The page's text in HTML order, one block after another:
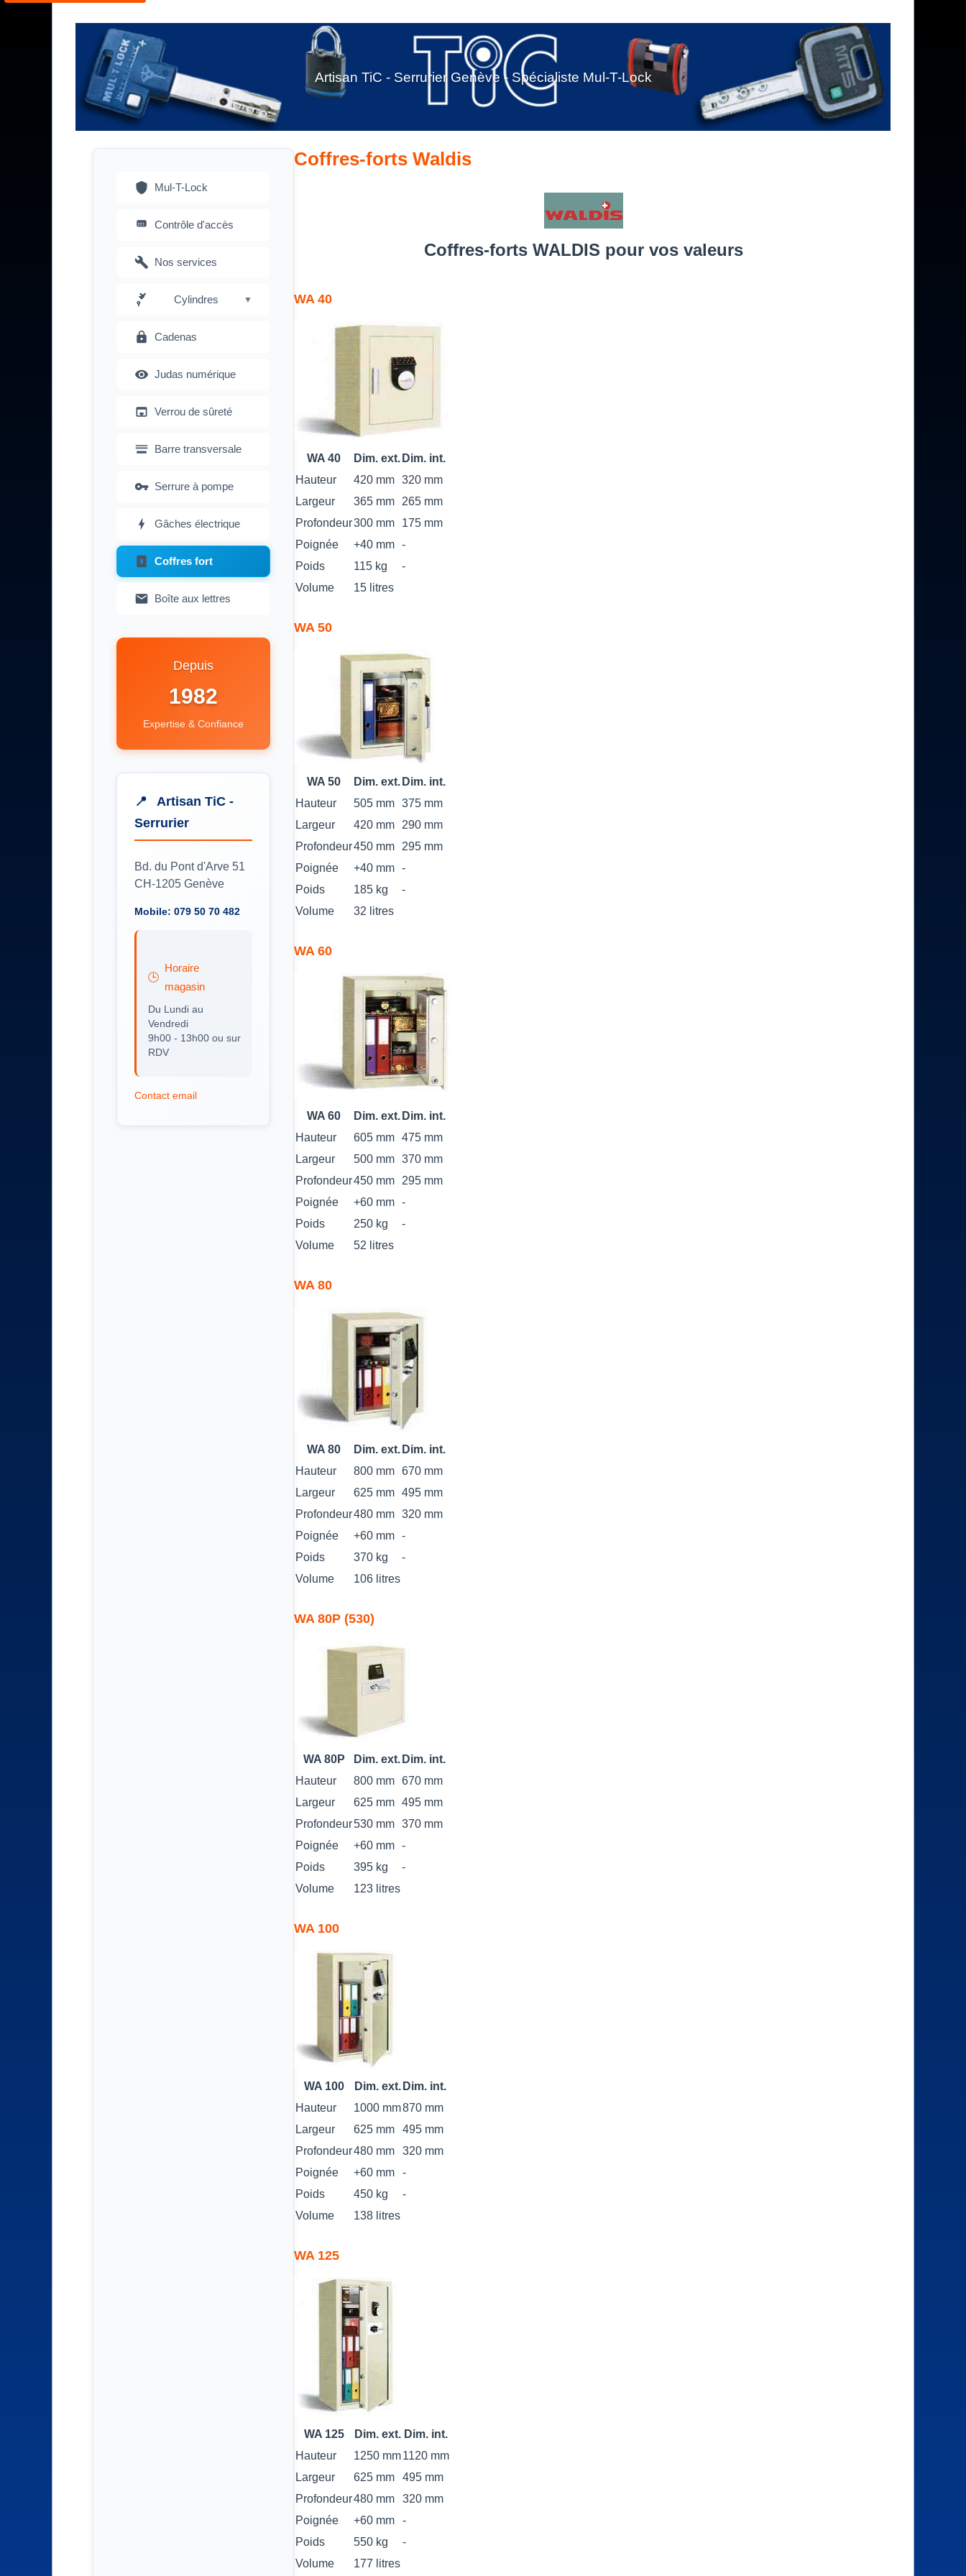
Artisan TiC - Serrurier Genève - Spécialiste Mul-T-Lock
Mul-T-Lock
Contrôle d'accès
Nos services
Cylindres
Cadenas
Judas numérique
Verrou de sûreté
Barre transversale
Serrure à pompe
Gâches électrique
Coffres fort
Boîte aux lettres
Depuis
1982
Expertise & Confiance
Artisan TiC -
Serrurier
Bd. du Pont d'Arve 51
CH-1205 Genève
Mobile: 079 50 70 482
Horaire
magasin
Du Lundi au
Vendredi
9h00 - 13h00 ou sur
RDV
Contact email
Coffres-forts Waldis
Coffres-forts WALDIS pour vos valeurs
WA 40
WA 40 Dim. ext. Dim. int.
Hauteur
420 mm 320 mm
Largeur
365 mm
265 mm
Profondeur300 mm
175 mm
Poignée
+40 mm -
Poids
115 kg
-
Volume
15 litres
WA 50
WA 50 Dim. ext. Dim. int.
Hauteur
505 mm 375 mm
Largeur
420 mm
290 mm
Profondeur450 mm
295 mm
Poignée
+40 mm -
Poids
185 kg
-
Volume
32 litres
WA 60
WA 60 Dim. ext. Dim. int.
Hauteur
605 mm 475 mm
Largeur
500 mm 370 mm
Profondeur450 mm
295 mm
Poignée
+60 mm -
Poids
250 kg
-
Volume
52 litres
WA 80
WA 80 Dim. ext. Dim. int.
Hauteur
800 mm 670 mm
Largeur
625 mm 495 mm
Profondeur480 mm 320 mm
Poignée
+60 mm -
Poids
370 kg
-
Volume
106 litres
WA 80P (530)
WA 80P Dim. ext. Dim. int.
Hauteur
800 mm 670 mm
Largeur
625 mm 495 mm
Profondeur530 mm 370 mm
Poignée
+60 mm -
Poids
395 kg
-
Volume
123 litres
WA 100
WA 100 Dim. ext. Dim. int.
Hauteur
1000 mm870 mm
Largeur
625 mm
495 mm
Profondeur480 mm
320 mm
Poignée
+60 mm
-
Poids
450 kg
-
Volume
138 litres
WA 125
WA 125 Dim. ext. Dim. int.
Hauteur
1250 mm1120 mm
Largeur
625 mm
495 mm
Profondeur480 mm
320 mm
Poignée
+60 mm
-
Poids
550 kg
-
Volume
177 litres